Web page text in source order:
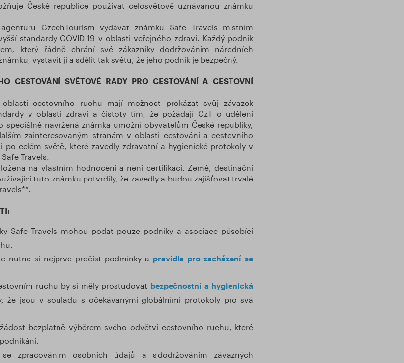
České republice používat celosvětově uznávanou známku
CzechTourism vydávat známku Safe Travels místním
standardy COVID-19 v oblasti veřejného zdraví. Každý podnik
který řádně chrání své zákazníky dodržováním národních
vystavit ji a sdělit tak světu, že jeho podnik je bezpečný.
CESTOVÁNÍ SVĚTOVÉ RADY PRO CESTOVÁNÍ A CESTOVNÍ
cestovního ruchu mají možnost prokázat svůj závazek
v oblasti zdraví a čistoty tím, že požádají CzT o udělení
speciálně navržená známka umožní obyvatelům České republiky,
zainteresovaným stranám v oblasti cestování a cestovního
po celém světě, které zavedly zdravotní a hygienické protokoly v
Travels.
na vlastním hodnocení a není certifikací. Země, destinační
tuto známku potvrdily, že zavedly a budou zajišťovat trvalé
Safe Travels mohou podat pouze podniky a asociace působící
nutné si nejprve pročíst podmínky a pravidla pro zacházení se
ruchu by si měly prostudovat bezpečnostní a hygienická
že jsou v souladu s očekávanými globálními protokoly pro svá
bezplatně výběrem svého odvětví cestovního ruchu, které
zpracováním osobních údajů a s dodržováním závazných